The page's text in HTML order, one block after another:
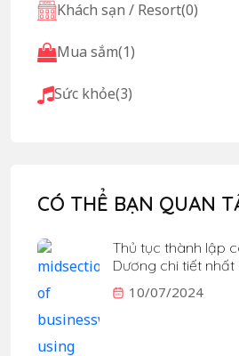
Khách sạn / Resort(0)
Mua sắm(1)
Sức khỏe(3)
CÓ THỂ BẠN QUAN
Thủ tục thành lập
Dương chi tiết nhất
10/07/2024